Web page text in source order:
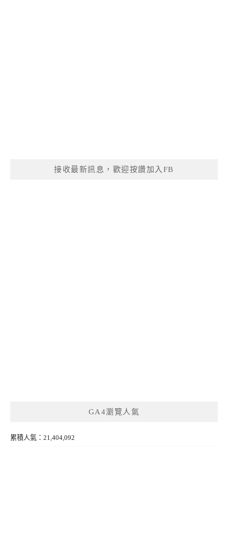
接收最新訊息，歡迎按讚加入FB
GA4瀏覽人氣
累積人氣：21,404,092